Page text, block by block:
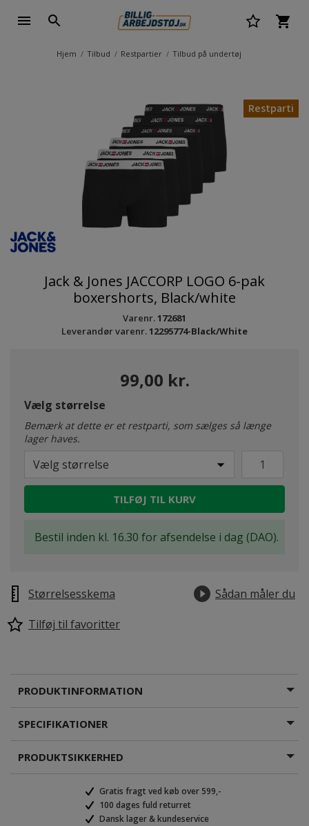
Hjem Tilbud Restpartier Tilbud på undertøj
Restparti
Jack & Jones JACCORP LOGO 6-pak
boxershorts, Black/white
Varenr.172681
Leverandør varenr.12295774-Black/White
99,00 kr.
Vælg størrelse
Bemærk at dette er et restparti, som sælges så længe
lager haves.
Vælg størrelse
TILFØJ TIL KURV
Bestil inden kl. 16.30 for afsendelse i dag (DAO).
Størrelsesskema
Sådan måler du
Tilføj til favoritter
PRODUKTINFORMATION
SPECIFIKATIONER
PRODUKTSIKKERHED
Gratis fragt ved køb over 599,-
100 dages fuld returret
Dansk lager & kundeservice